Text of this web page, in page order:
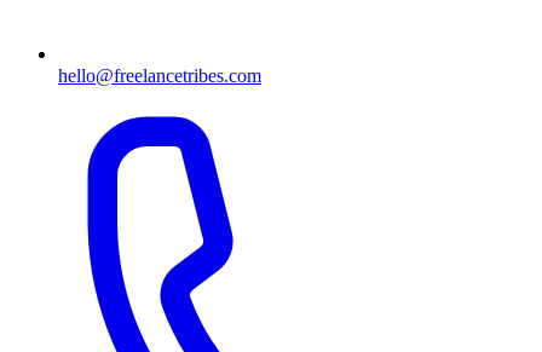
hello@freelancetribes.com